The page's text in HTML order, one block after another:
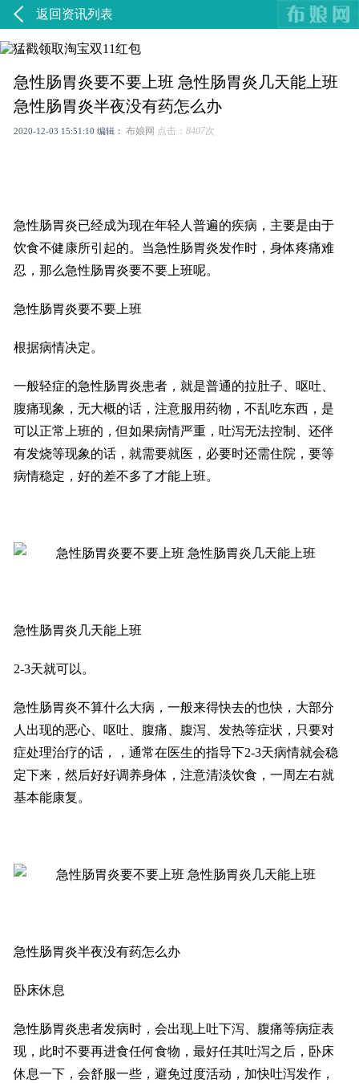
返回资讯列表
急性肠胃炎要不要上班 急性肠胃炎几天能上班
急性肠胃炎半夜没有药怎么办
2020-12-03 15:51:10 编辑： 布娘网 点击：8407次
急性肠胃炎已经成为现在年轻人普遍的疾病，主要是由于
饮食不健康所引起的。当急性肠胃炎发作时，身体疼痛难
忍，那么急性肠胃炎要不要上班呢。
急性肠胃炎要不要上班
根据病情决定。
一般轻症的急性肠胃炎患者，就是普通的拉肚子、呕吐、
腹痛现象，无大概的话，注意服用药物，不乱吃东西，是
可以正常上班的，但如果病情严重，吐泻无法控制、还伴
有发烧等现象的话，就需要就医，必要时还需住院，要等
病情稳定，好的差不多了才能上班。
急性肠胃炎几天能上班
2-3天就可以。
急性肠胃炎不算什么大病，一般来得快去的也快，大部分
人出现的恶心、呕吐、腹痛、腹泻、发热等症状，只要对
症处理治疗的话，，通常在医生的指导下2-3天病情就会稳
定下来，然后好好调养身体，注意清淡饮食，一周左右就
基本能康复。
急性肠胃炎半夜没有药怎么办
卧床休息
急性肠胃炎患者发病时，会出现上吐下泻、腹痛等病症表
现，此时不要再进食任何食物，最好任其吐泻之后，卧床
休息一下，会舒服一些，避免过度活动，加快吐泻发作，